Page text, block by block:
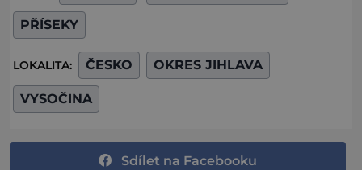
PŘÍSEKY
LOKALITA: ČESKO OKRES JIHLAVA
VYSOČINA
Sdílet na Facebooku